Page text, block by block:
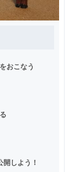
おこなう
しよう！